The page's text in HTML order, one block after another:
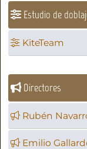
Estudio de
KiteTeam
Directores
Rubén
Emilio